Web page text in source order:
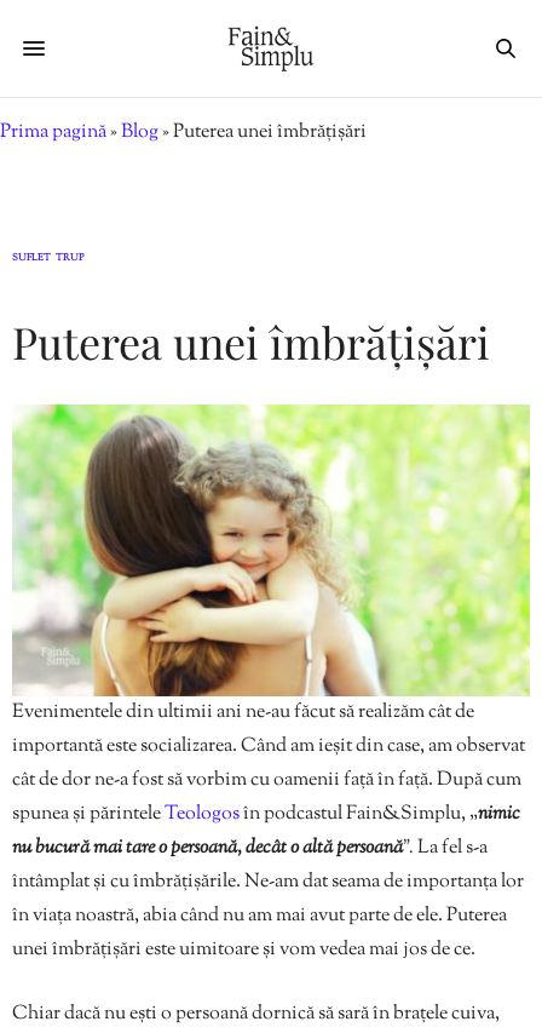
Prima pagină»Blog»Puterea unei îmbrățișări
SUFLET TRUP
Puterea unei îmbrățișări
Evenimentele din ultimii ani ne-au făcut să realizăm cât de
importantă este socializarea. Când am ieșit din case, am observat
cât de dor ne-a fost să vorbim cu oamenii față în față. După cum
spunea și părinteleTeologosîn podcastul Fain&Simplu, „nimic
nu bucură mai tare o persoană, decât o altă persoană”.La fel s-a
întâmplat și cu îmbrățișările. Ne-am dat seama de importanța lor
în viața noastră, abia când nu am mai avut parte de ele. Puterea
unei îmbrățișări este uimitoare și vom vedea mai jos de ce.
Chiar dacă nu ești o persoană dornică să sară în brațele cuiva,